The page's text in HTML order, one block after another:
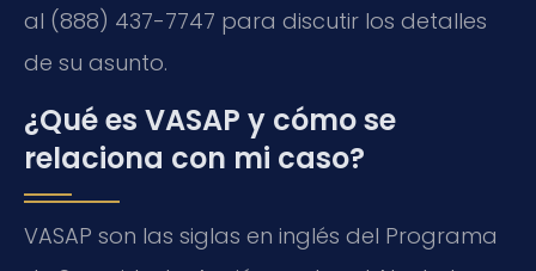
al (888) 437-7747 para discutir los detalles
de su asunto.
¿Qué es VASAP y cómo se
relaciona con mi caso?
VASAP son las siglas en inglés del Programa